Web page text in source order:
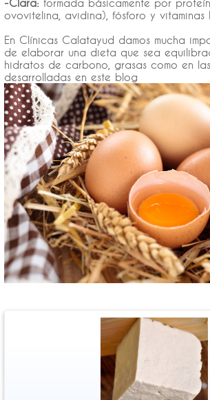
-Clara: formada básicamente por
ovovitelina, avidina), fósforo y vitaminas
En Clínicas Calatayud damos mucha
de elaborar una dieta que sea
hidratos de carbono, grasas como en
desarrolladas en este blog